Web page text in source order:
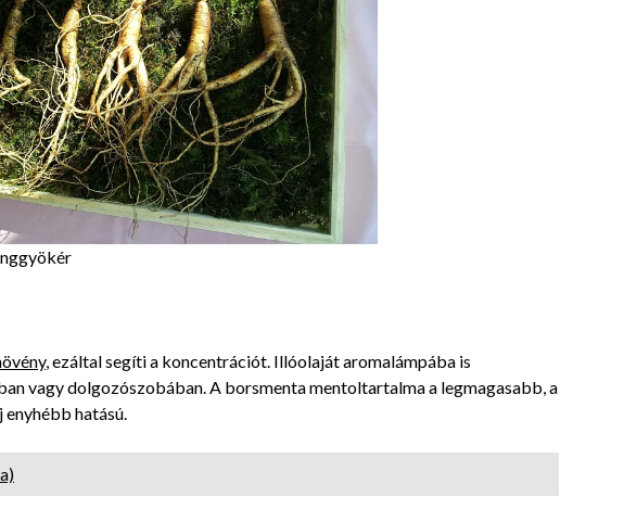
, ezáltal segíti a koncentrációt. Illóolaját aromalámpába is
vagy dolgozószobában. A borsmenta mentoltartalma a legmagasabb, a
hatású.